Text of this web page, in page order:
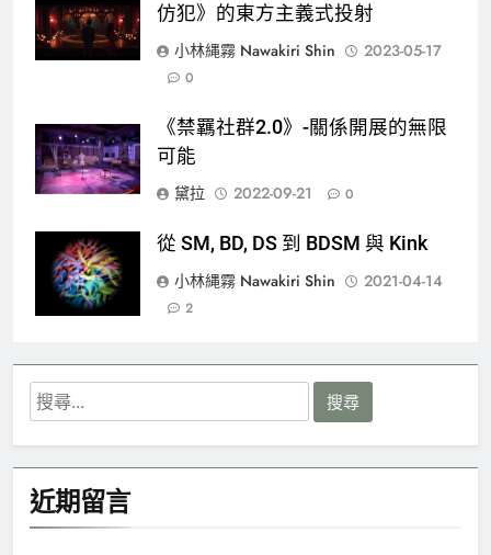
仿犯》的東方主義式投射
小林縄霧 Nawakiri Shin
2023-05-17
0
《禁羈社群2.0》-關係開展的無限
可能
黛拉
2022-09-21 0
從 SM, BD, DS 到 BDSM 與 Kink
小林縄霧 Nawakiri Shin
2021-04-14
2
搜
尋
鍵
字:
近期留言